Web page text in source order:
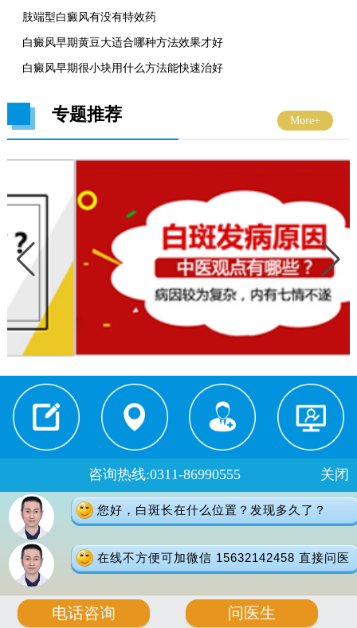
肢端型白癜风有没有特效药
白癜风早期黄豆大适合哪种方法效果才好
白癜风早期很小块用什么方法能快速治好
专题推荐 More+
来院路线 医生门诊 在线预约
门诊时间：
夏季：8：00-18：00 冬季：8：00-17：30
健康热线：0311-66691397
地址：石家庄桥西区裕华东路7号
版权所有：石家庄远大中医皮肤病医院
咨询热线:0311-86990555 关闭
您好，白斑长在什么位置？发现多久了？
在线不方便可加微信 15632142458 直接问医
电话咨询 问医生